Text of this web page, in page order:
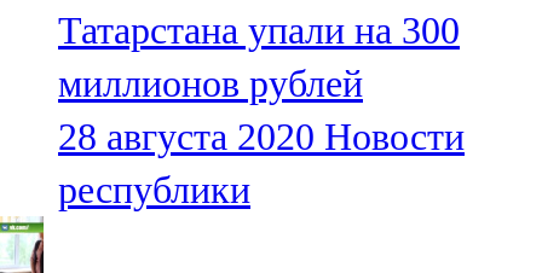
Сарман
107,8 FM
Теләче
106,1 FM
Татарстана упали на 300
миллионов рублей
28 августа 2020 Новости
республики